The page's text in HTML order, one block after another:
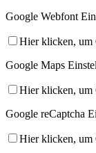
Google Webfont
Hier klicken, um
Google Maps
Hier klicken, um
Google reCaptcha
Hier klicken, um